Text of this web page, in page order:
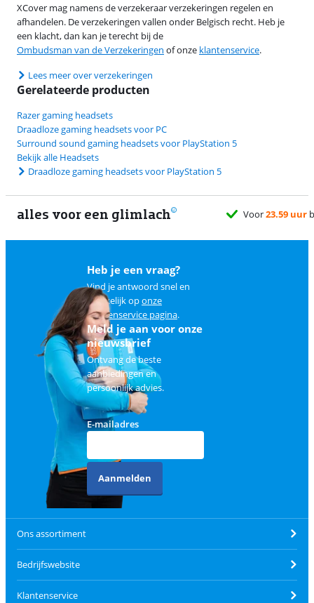
XCover mag namens de verzekeraar verzekeringen regelen en
afhandelen. De verzekeringen vallen onder Belgisch recht. Heb je
een klacht, dan kan je terecht bij de
Ombudsman van de Verzekeringen of onze klantenservice.
Lees meer over verzekeringen
Gerelateerde producten
Razer gaming headsets
Draadloze gaming headsets voor PC
Surround sound gaming headsets voor PlayStation 5
Bekijk alle Headsets
Draadloze gaming headsets voor PlayStation 5
alles voor een glimlach
Voor23.59 uur besteld, morgengratis
Heb je een vraag?
Vind je antwoord snel en
makkelijk oponze
klantenservice pagina.
Meld je aan voor onze
nieuwsbrief
Ontvang de beste
aanbiedingen en
persoonlijk advies.
E-mailadres
Aanmelden
Ons assortiment
Bedrijfswebsite
Klantenservice